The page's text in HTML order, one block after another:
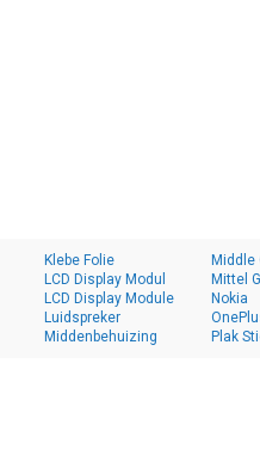
Klebe Folie
LCD Display Modul
LCD Display Module
Luidspreker
Middenbehuizing
Middle
Mittel
Nokia
Plak